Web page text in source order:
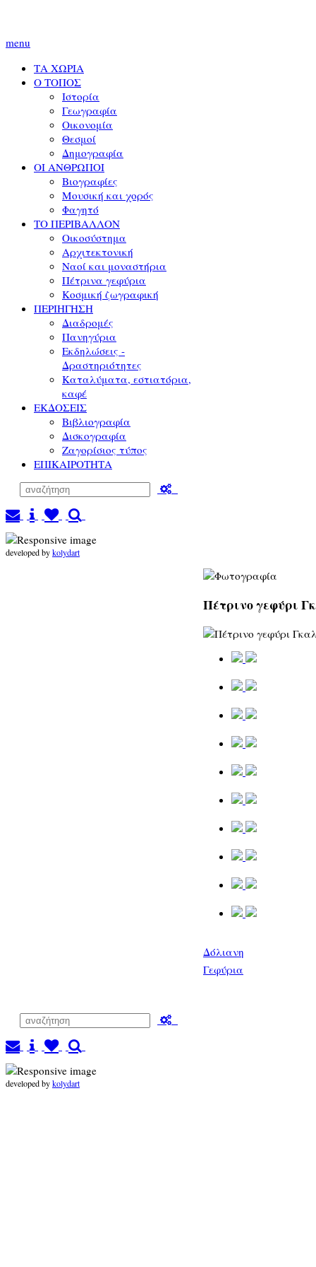
menu
ΤΑ ΧΩΡΙΑ
Ο ΤΟΠΟΣ
Ιστορία
Γεωγραφία
Οικονομία
Θεσμοί
Δημογραφία
ΟΙ ΑΝΘΡΩΠΟΙ
Βιογραφίες
Μουσική και χορός
Φαγητό
ΤΟ ΠΕΡΙΒΑΛΛΟΝ
Οικοσύστημα
Αρχιτεκτονική
Ναοί και μοναστήρια
Πέτρινα γεφύρια
Κοσμική ζωγραφική
ΠΕΡΙΗΓΗΣΗ
Διαδρομές
Πανηγύρια
Εκδηλώσεις -
Δραστηριότητες
Καταλύματα, εστιατόρια,
καφέ
ΕΚΔΟΣΕΙΣ
Βιβλιογραφία
Δισκογραφία
Ζαγορίσιος τύπος
ΕΠΙΚΑΙΡΟΤΗΤΑ
developed bykolydart
Πέτρινο γεφύρι
Δόλιανη
Γεφύρια
developed bykolydart